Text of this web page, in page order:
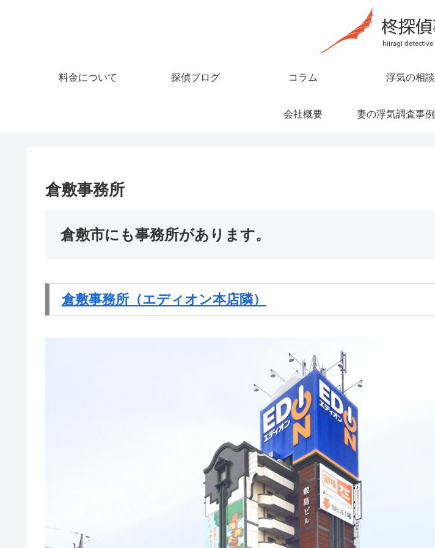
料金について 探偵ブログ コラム 浮気の相談
会社概要
倉敷事務所
倉敷市にも事務所があります。
倉敷事務所（エディオン本店隣）